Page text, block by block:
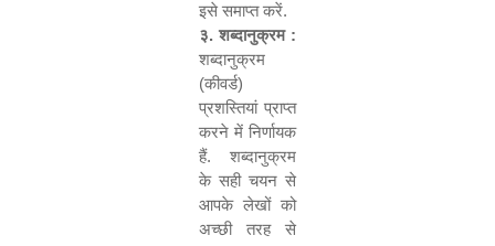
इसे समाप्त करें.
३. शब्दानुक्रम :
शब्दानुक्रम
(कीवर्ड)
प्रशस्तियां प्राप्त
करने में निर्णायक
हैं. शब्दानुक्रम
के सही चयन से
आपके लेखों को
अच्छी तरह से